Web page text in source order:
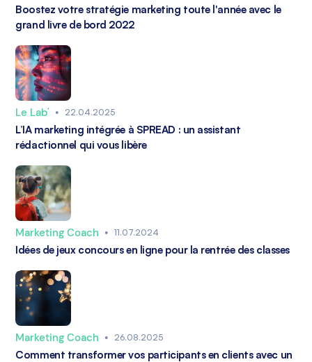
Boostez votre stratégie marketing toute l'année avec le
grand livre de bord 2022
Le Lab' • 22.04.2025
L’IA marketing intégrée à SPREAD : un assistant
rédactionnel qui vous libère
Marketing Coach • 11.07.2024
Idées de jeux concours en ligne pour la rentrée des classes
Marketing Coach • 26.08.2025
Comment transformer vos participants en clients avec un